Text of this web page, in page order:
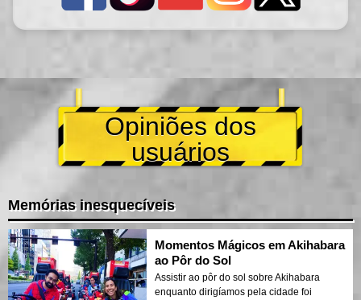
Opiniões dos
usuários
Memórias inesquecíveis
Momentos Mágicos em Akihabara
ao Pôr do Sol
Assistir ao pôr do sol sobre Akihabara
enquanto dirigíamos pela cidade foi